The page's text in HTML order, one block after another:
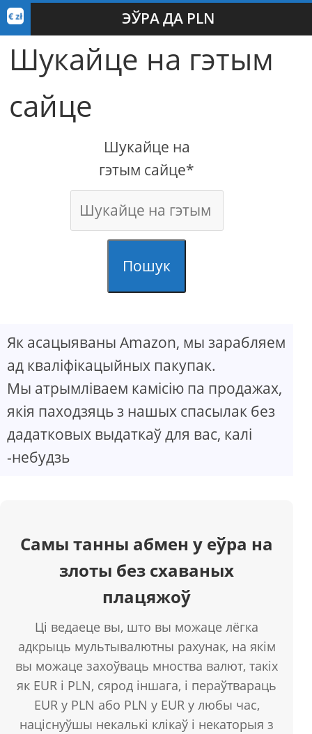
ЭЎРА ДА PLN
Шукайце на гэтым
сайце
Шукайце на
гэтым сайце*
Пошук
Як асацыяваны Amazon, мы зарабляем
ад кваліфікацыйных пакупак.
Мы атрымліваем камісію па продажах,
якія паходзяць з нашых спасылак без
дадатковых выдаткаў для вас, калі
-небудзь
Самы танны абмен у еўра на
злоты без схаваных
плацяжоў
Ці ведаеце вы, што вы можаце лёгка
адкрыць мультывалютны рахунак, на якім
вы можаце захоўваць мноства валют, такіх
як EUR і PLN, сярод іншага, і пераўтвараць
EUR у PLN або PLN у EUR у любы час,
націснуўшы некалькі клікаў і некаторыя з